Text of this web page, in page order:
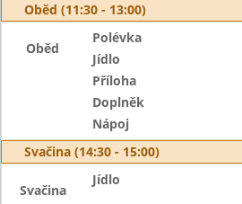
Oběd (11:30 - 13:00)
Oběd
Polévka
Jídlo
Příloha
Doplněk
Nápoj
Svačina (14:30 - 15:00)
Svačina
Jídlo